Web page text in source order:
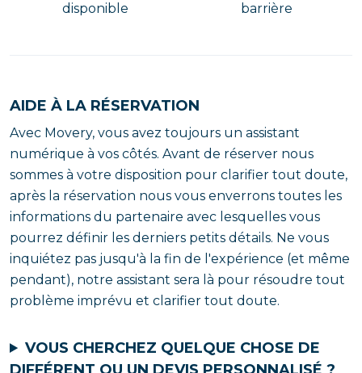
disponible
barrière
AIDE À LA RÉSERVATION
Avec Movery, vous avez toujours un assistant
numérique à vos côtés. Avant de réserver nous
sommes à votre disposition pour clarifier tout doute,
après la réservation nous vous enverrons toutes les
informations du partenaire avec lesquelles vous
pourrez définir les derniers petits détails. Ne vous
inquiétez pas jusqu'à la fin de l'expérience (et même
pendant), notre assistant sera là pour résoudre tout
problème imprévu et clarifier tout doute.
VOUS CHERCHEZ QUELQUE CHOSE DE